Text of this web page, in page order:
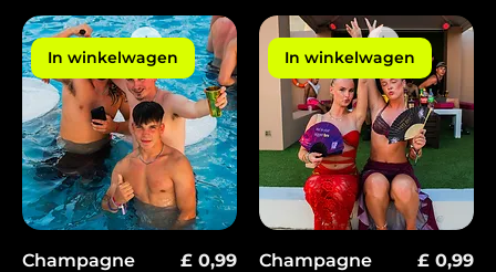
In winkelwagen
Champagne
Prijs
£ 0,99
In winkelwagen
Champagne
Prijs
£ 0,99